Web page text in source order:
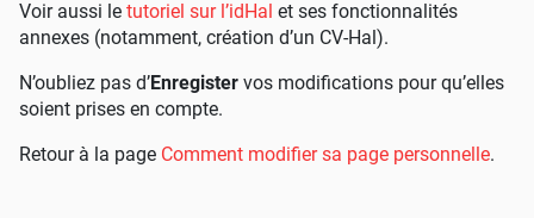
Voir aussi le tutoriel sur l’idHal et ses fonctionnalités
annexes (notamment, création d’un CV-Hal).
N’oubliez pas d’Enregister vos modifications pour qu’elles
soient prises en compte.
Retour à la page Comment modifier sa page personnelle.